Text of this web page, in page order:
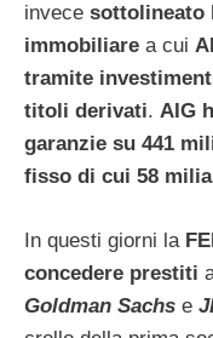
invece sottolineato
immobiliare a cui
tramite
titoli derivati. AIG
garanzie su 441
fisso di cui 58
In questi giorni la
concedere prestiti
Goldman Sachs e